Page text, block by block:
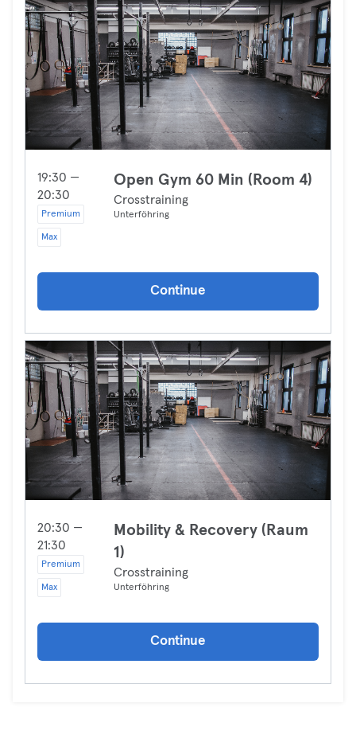
19:30 —
20:30
Premium
Max
Open Gym 60 Min (Room 4)
Crosstraining
Unterföhring
Continue
20:30 —
21:30
Premium
Max
Mobility & Recovery (Raum
1)
Crosstraining
Unterföhring
Continue